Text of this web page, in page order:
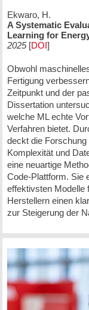
Ekwaro, H.
A Systematic
Learning for
2025[DOI]
Obwohl
Fertigung
Zeitpunkt und der
Dissertation
welche ML echte
Verfahren bietet.
deckt die
Komplexität und
eine neuartige
Code-Plattform. Sie
effektivsten Modelle
Herstellern einen
zur Steigerung der